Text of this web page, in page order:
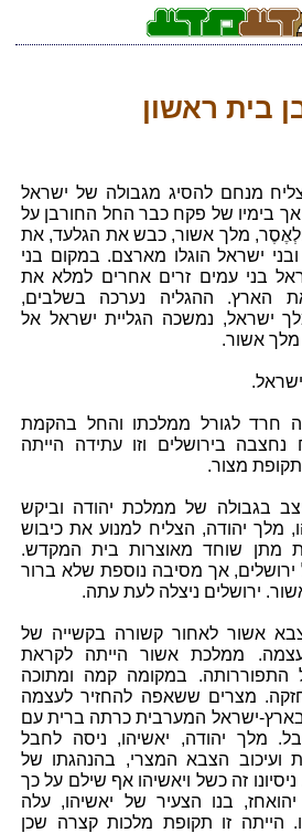
בית ראשון
מנחם להסיג מגבולה של ישראל
בימיו של פקח כבר החל החורבן על
מלך אשור, כבש את הגלעד, את
ישראל הוגלו מארצם. במקום בני
בני עמים זרים אחרים למלא את
הארץ. ההגליה נערכה בשלבים,
ישראל, נמשכה הגליית ישראל אל
אשור.
חרד לגורל ממלכתו והחל בהקמת
נחצבה בירושלים וזו עתידה הייתה
מצור.
בגבולה של ממלכת יהודה וביקש
מלך יהודה, הצליח למנוע את כיבוש
מתן שוחד מאוצרות בית המקדש.
ירושלים, אך מסיבה נוספת שלא ברור
ירושלים ניצלה לעת עתה.
אשור לאחור קשורה בקשייה של
ממלכת אשור הייתה לקראת
התפוררותה. במקומה קמה ומתוכה
מצרים ששאפה להחזיר לעצמה
ישראל המערבית כרתה ברית עם
מלך יהודה, יאשיהו, ניסה לחבל
ועיכוב הצבא המצרי, בהנהגתו של
זה כשל ויאשיהו אף שילם על כך
בנו הצעיר של יאשיהו, עלה
הייתה זו תקופת מלכות קצרה שכן